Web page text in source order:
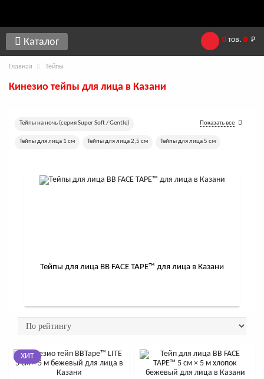
Каталог 0 тов. 0 Р
Главная Тейпы
Кинезио тейпы для лица в Казани
Показать все
Тейпы на ночь (серия Super Soft / Gentle)
Тейпы для лица 1 см Тейпы для лица 2,5 см Тейпы для лица 5 см
Перфорированные тейпы для лица Тейпы для лица 7,5 см
Тейпы для лица BB FACE TAPE™ для лица в Казани
ХИТ